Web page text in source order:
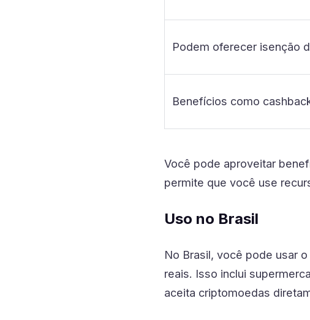
Podem oferecer isenção
Benefícios como
Você pode aproveitar
permite que você use
Uso no Brasil
No Brasil, você pode usar
reais. Isso inclui
aceita criptomoedas